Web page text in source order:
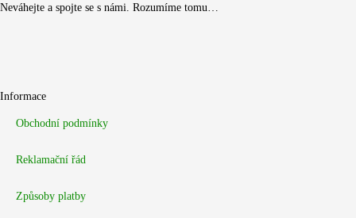
Neváhejte a spojte se s námi. Rozumíme tomu…
Informace
Obchodní podmínky
Reklamační řád
Způsoby platby